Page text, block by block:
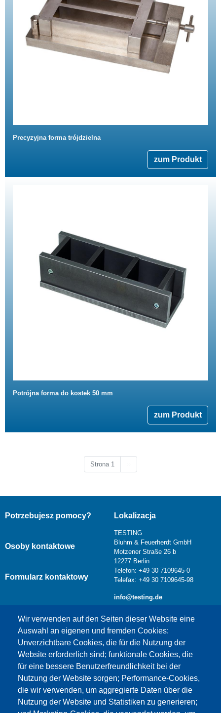
Precyzyjna forma trójdzielna
zum Produkt
Potrójna forma do kostek 50 mm
zum Produkt
Strona 1
Wir verwenden auf den Seiten dieser Website eine
Auswahl an eigenen und fremden Cookies:
Unverzichtbare Cookies, die für die Nutzung der
Website erforderlich sind; funktionale Cookies, die
für eine bessere Benutzerfreundlichkeit bei der
Nutzung der Website sorgen; Performance-Cookies,
die wir verwenden, um aggregierte Daten über die
Nutzung der Website und Statistiken zu generieren;
Potrzebujesz pomocy?
Osoby kontaktowe
Formularz kontaktowy
Lokalizacja
TESTING
Bluhm & Feuerherdt GmbH
Motzener Straße 26 b
12277 Berlin
Telefon: +49 30 7109645-0
Telefax: +49 30 7109645-98
info@testing.de
Dieser Inhalt ist blockiert, da die Google Maps
Cookies nicht akzeptiert wurden.